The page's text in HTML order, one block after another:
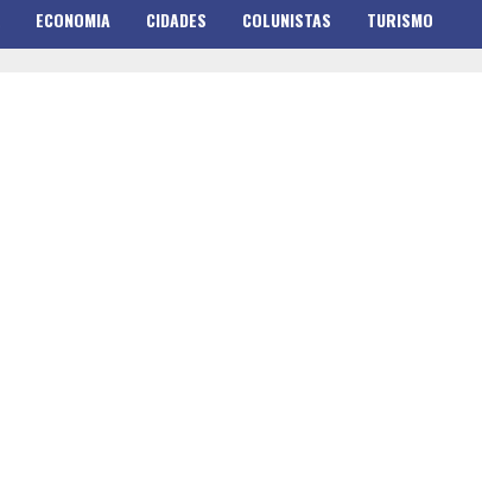
ECONOMIA CIDADES COLUNISTAS TURISMO